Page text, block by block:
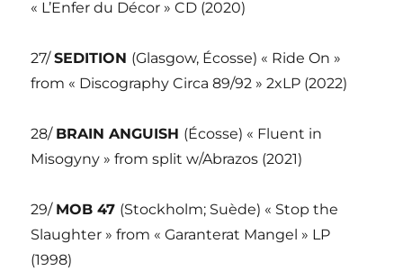
« L’Enfer du Décor » CD (2020)
27/SEDITION (Glasgow, Écosse) « Ride On »
from « Discography Circa 89/92 » 2xLP (2022)
28/ BRAIN ANGUISH (Écosse) « Fluent in
Misogyny » from split w/Abrazos (2021)
29/ MOB 47 (Stockholm; Suède) « Stop the
Slaughter » from « Garanterat Mangel » LP
(1998)